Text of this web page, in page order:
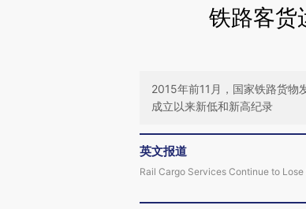
铁路客货
2015年前11月，国家铁路货物
成立以来新低和新高纪录
英文报道
Rail Cargo Services Continue to Lose